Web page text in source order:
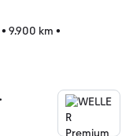
• 9.900 km •